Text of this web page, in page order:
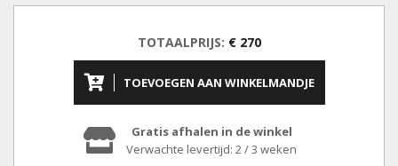
TOTAALPRIJS: € 270
TOEVOEGEN AAN WINKELMANDJE
Gratis afhalen in de winkel
Verwachte levertijd: 2 / 3 weken